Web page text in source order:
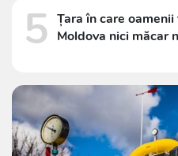
5 Țara în care
Moldova nici măcar